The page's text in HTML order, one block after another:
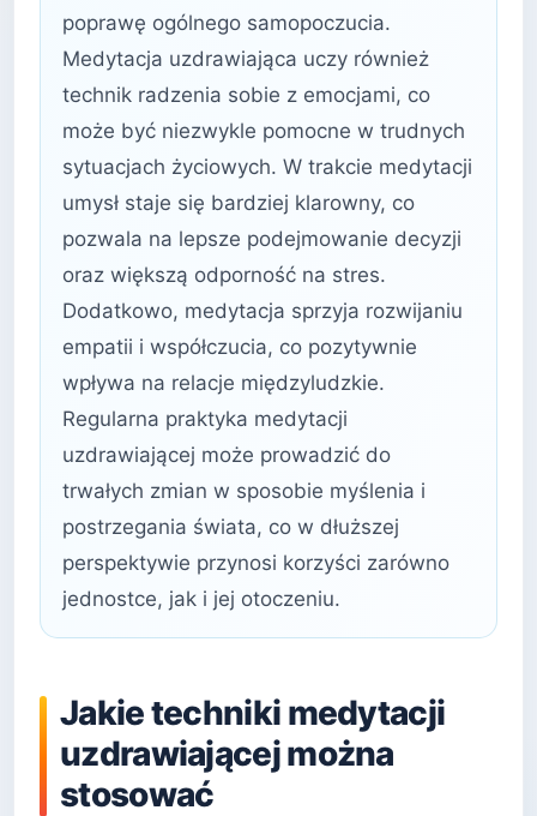
poprawę ogólnego samopoczucia.
Medytacja uzdrawiająca uczy również
technik radzenia sobie z emocjami, co
może być niezwykle pomocne w trudnych
sytuacjach życiowych. W trakcie medytacji
umysł staje się bardziej klarowny, co
pozwala na lepsze podejmowanie decyzji
oraz większą odporność na stres.
Dodatkowo, medytacja sprzyja rozwijaniu
empatii i współczucia, co pozytywnie
wpływa na relacje międzyludzkie.
Regularna praktyka medytacji
uzdrawiającej może prowadzić do
trwałych zmian w sposobie myślenia i
postrzegania świata, co w dłuższej
perspektywie przynosi korzyści zarówno
jednostce, jak i jej otoczeniu.
Jakie techniki medytacji
uzdrawiającej można
stosować